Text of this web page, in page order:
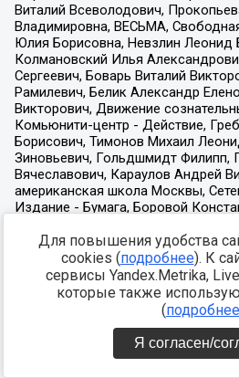
Для повышения удобства
cookies (подробнее). К
сервисы Yandex.Metrika,
которые также
(подробнее
Я согласен/